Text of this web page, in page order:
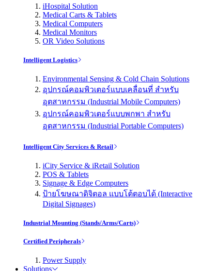
iHospital Solution
Medical Carts & Tablets
Medical Computers
Medical Monitors
OR Video Solutions
Intelligent Logistics
Environmental Sensing & Cold Chain Solutions
อุปกรณ์คอมพิวเตอร์แบบเคลื่อนที่ สำหรับ
อุตสาหกรรม (Industrial Mobile Computers)
อุปกรณ์คอมพิวเตอร์แบบพกพา สำหรับ
อุตสาหกรรม (Industrial Portable Computers)
Intelligent City Services & Retail
iCity Service & iRetail Solution
POS & Tablets
Signage & Edge Computers
ป้ายโฆษณาดิจิตอล แบบโต้ตอบได้ (Interactive
Digital Signages)
Industrial Mounting (Stands/Arms/Carts)
Certified Peripherals
Power Supply
Solutions